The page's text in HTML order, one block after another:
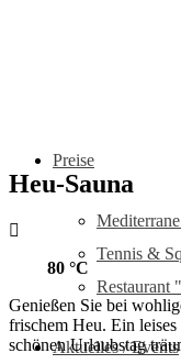
Preise
Tennis &
Restaurant
Aktuelles / Events
Heu-Sauna
80 °C
Genießen Sie bei
frischem Heu. Ein
schönen Urlaubstag